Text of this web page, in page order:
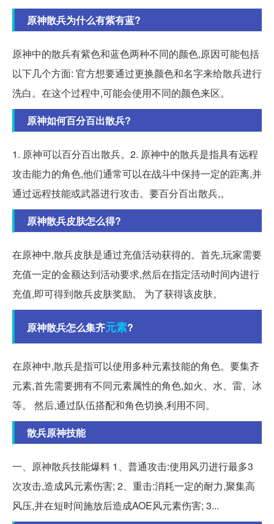
原神散兵为什么有紫有蓝?
原神中的散兵有紫色和蓝色两种不同的颜色,原因可能包括
以下几个方面: 官方想要通过更换颜色和名字来给散兵进行
洗白。在这个过程中,可能会使用不同的颜色来区。
原神如何百分百出散兵?
1. 原神可以百分百出散兵。2. 原神中的散兵是指具有远程
攻击能力的角色,他们通常可以在战斗中保持一定的距离,并
通过远程技能或武器进行攻击。要百分百出散兵,。
原神散兵皮肤怎么得?
在原神中,散兵皮肤是通过充值活动获得的。首先,玩家需要
充值一定的金额达到活动要求,然后在指定活动时间内进行
充值,即可得到散兵皮肤奖励。 为了获得该皮肤。
原神散兵怎么集齐元素?
在原神中,散兵是指可以使用多种元素技能的角色。要集齐
元素,首先需要拥有不同元素属性的角色,如火、水、雷、冰
等。 然后,通过队伍搭配和角色切换,利用不同。
散兵原神技能
一、原神散兵技能爆料 1、普通攻击:使用风刃进行最多3
次攻击,造成风元素伤害; 2、重击:消耗一定的耐力,聚集高
风压,并在短时间施放后造成AOE风元素伤害; 3...